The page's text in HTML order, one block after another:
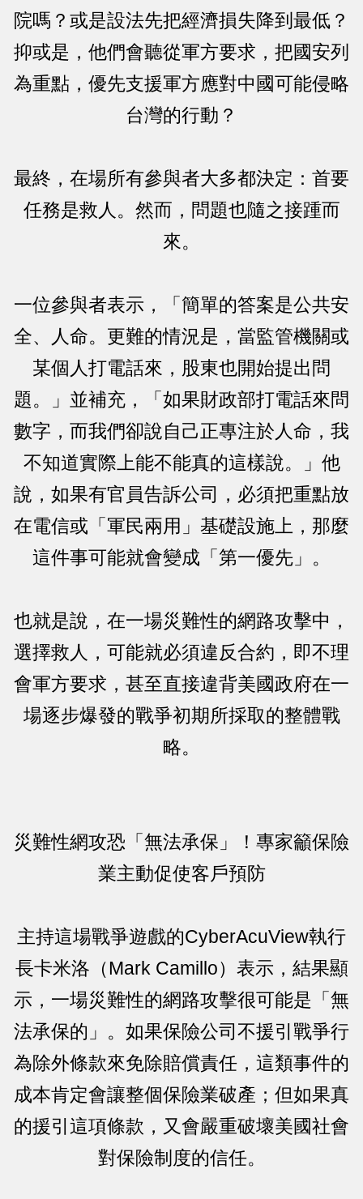
院嗎？或是設法先把經濟損失降到最低？
抑或是，他們會聽從軍方要求，把國安列
為重點，優先支援軍方應對中國可能侵略
台灣的行動？
最終，在場所有參與者大多都決定：首要
任務是救人。然而，問題也隨之接踵而
來。
一位參與者表示，「簡單的答案是公共安
全、人命。更難的情況是，當監管機關或
某個人打電話來，股東也開始提出問
題。」並補充，「如果財政部打電話來問
數字，而我們卻說自己正專注於人命，我
不知道實際上能不能真的這樣說。」他
說，如果有官員告訴公司，必須把重點放
在電信或「軍民兩用」基礎設施上，那麼
這件事可能就會變成「第一優先」。
也就是說，在一場災難性的網路攻擊中，
選擇救人，可能就必須違反合約，即不理
會軍方要求，甚至直接違背美國政府在一
場逐步爆發的戰爭初期所採取的整體戰
略。
災難性網攻恐「無法承保」！專家籲保險
業主動促使客戶預防
主持這場戰爭遊戲的CyberAcuView執行
長卡米洛（Mark Camillo）表示，結果顯
示，一場災難性的網路攻擊很可能是「無
法承保的」。如果保險公司不援引戰爭行
為除外條款來免除賠償責任，這類事件的
成本肯定會讓整個保險業破產；但如果真
的援引這項條款，又會嚴重破壞美國社會
對保險制度的信任。